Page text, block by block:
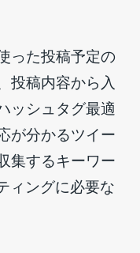
った投稿予定の
投稿内容から入
ッシュタグ最適
が分かるツイー
集するキーワー
ィングに必要な